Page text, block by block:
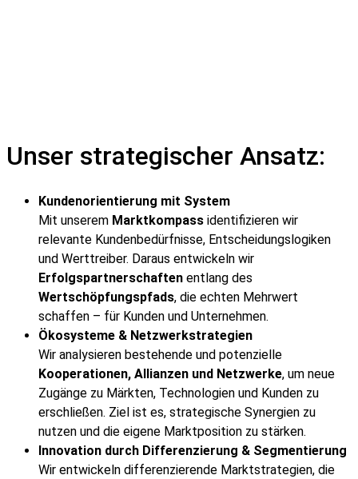
Unser strategischer Ansatz:
Kundenorientierung mit System
Mit unserem Marktkompass identifizieren wir
relevante Kundenbedürfnisse, Entscheidungslogiken
und Werttreiber. Daraus entwickeln wir
Erfolgspartnerschaften entlang des
Wertschöpfungspfads, die echten Mehrwert
schaffen – für Kunden und Unternehmen.
Ökosysteme & Netzwerkstrategien
Wir analysieren bestehende und potenzielle
Kooperationen, Allianzen und Netzwerke, um neue
Zugänge zu Märkten, Technologien und Kunden zu
erschließen. Ziel ist es, strategische Synergien zu
nutzen und die eigene Marktposition zu stärken.
Innovation durch Differenzierung & Segmentierung
Wir entwickeln differenzierende Marktstrategien, die